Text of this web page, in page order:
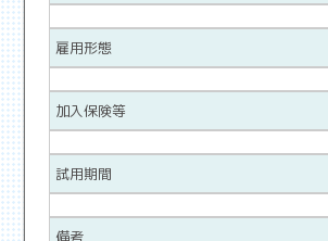
雇用形態
加入保険等
試用期間
備考